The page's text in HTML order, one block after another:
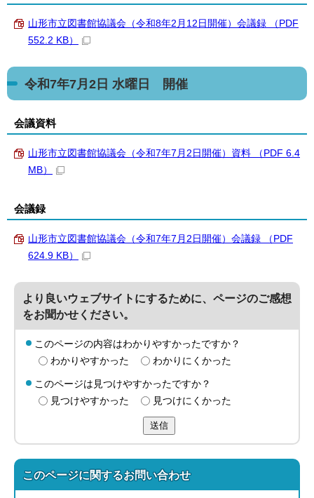
山形市立図書館協議会（令和8年2月12日開催）会議録 （PDF
552.2 KB）
令和7年7月2日 水曜日 開催
会議資料
山形市立図書館協議会（令和7年7月2日開催）資料 （PDF 6.4
MB）
会議録
山形市立図書館協議会（令和7年7月2日開催）会議録 （PDF
624.9 KB）
より良いウェブサイトにするために、ページのご感想
をお聞かせください。
このページの内容はわかりやすかったですか？
わかりやすかった
わかりにくかった
このページは見つけやすかったですか？
見つけやすかった
見つけにくかった
送信
このページに関するお問い合わせ